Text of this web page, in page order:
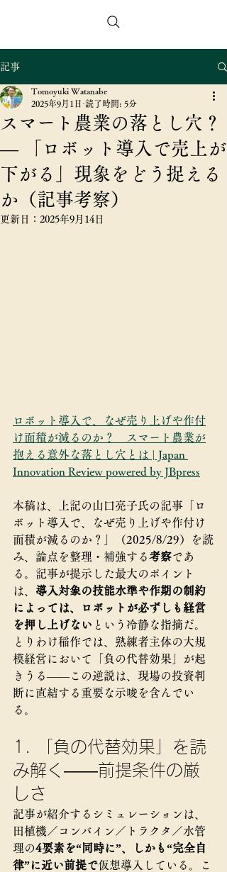
スマートアグリコンサルタンツ合同会社
記事
スマート農業の落とし穴？
― 「ロボット導入で売上が
下がる」現象をどう捉える
か（記事考察）
Tomoyuki Watanabe
2025年9月1日 読了時間: 5分
更新日： 2025年9月14日
ロボット導入で、なぜ売り上げや作付
け面積が減るのか？　スマート農業が
抱える意外な落とし穴とは | Japan
Innovation Review powered by JBpress
本稿は、上記の山口亮子氏の記事「ロ
ボット導入で、なぜ売り上げや作付け
面積が減るのか？」（2025/8/29）を読
み、論点を整理・補強する考察であ
る。記事が提示した最大のポイント
は、 導入対象の技能水準や作期の制約
によっては、ロボットが必ずしも経営
を押し上げない という冷静な指摘だ。
とりわけ稲作では、熟練者主体の大規
模経営において「負の代替効果」が起
きうる——この逆説は、現場の投資判
断に直結する重要な示唆を含んでい
る。
1. 「負の代替効果」を読
み解く――前提条件の厳
しさ
記事が紹介するシミュレーションは、
田植機／コンバイン／トラクタ／水管
理の4要素を“同時に”、しかも“完全自
律”に近い前提で仮想導入している。こ